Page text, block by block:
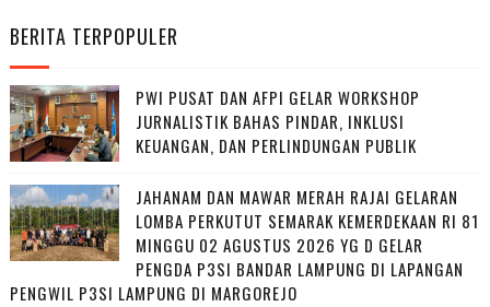
BERITA TERPOPULER
PWI PUSAT DAN AFPI GELAR WORKSHOP
JURNALISTIK BAHAS PINDAR, INKLUSI
KEUANGAN, DAN PERLINDUNGAN PUBLIK
JAHANAM DAN MAWAR MERAH RAJAI GELARAN
LOMBA PERKUTUT SEMARAK KEMERDEKAAN RI 81
MINGGU 02 AGUSTUS 2026 YG D GELAR
PENGDA P3SI BANDAR LAMPUNG DI LAPANGAN
PENGWIL P3SI LAMPUNG DI MARGOREJO